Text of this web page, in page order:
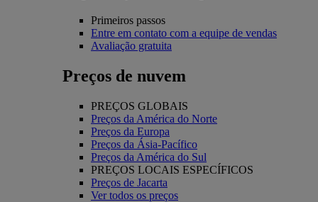
Primeiros passos
Entre em contato com a equipe de vendas
Avaliação gratuita
Preços de nuvem
PREÇOS GLOBAIS
Preços da América do Norte
Preços da Europa
Preços da Ásia-Pacífico
Preços da América do Sul
PREÇOS LOCAIS ESPECÍFICOS
Preços de Jacarta
Ver todos os preços